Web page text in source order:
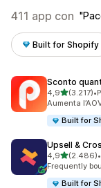
411 app con
Built for Shopify
Sconto
4,9stelle su 5
(3.217)
3217 •
Aumenta
Built for
Upsell &
4,9stelle su 5
(2.486)
2486 •
Frequently
Built for